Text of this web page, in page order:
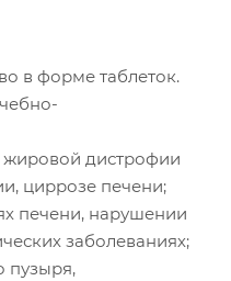
в форме таблеток.
жировой дистрофии
циррозе печени;
печени, нарушении
заболеваниях;
пузыря,